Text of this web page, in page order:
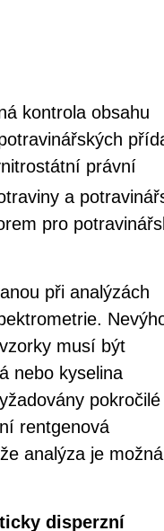
kontrola obsahu
právní
a
pro
při analýzách
musí být
nebo kyselina
pokročilé
rentgenová
analýza je
disperzní